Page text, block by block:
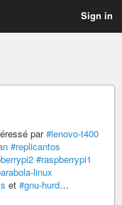
Sign in
par#lenovo-t400
#replicantos
#raspberrypi1
linux
et #gnu-hurd…